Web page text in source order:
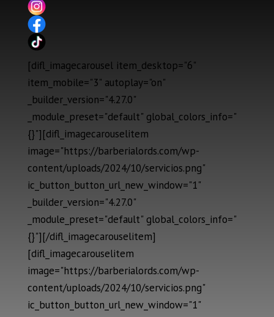
[difl_imagecarousel item_desktop="6"
item_mobile="3" autoplay="on"
_builder_version="4.27.0"
_module_preset="default" global_colors_info="
{}"][difl_imagecarouselitem
image="https://barberialords.com/wp-
content/uploads/2024/10/servicios.png"
ic_button_button_url_new_window="1"
_builder_version="4.27.0"
_module_preset="default" global_colors_info="
{}"][/difl_imagecarouselitem]
[difl_imagecarouselitem
image="https://barberialords.com/wp-
content/uploads/2024/10/servicios.png"
ic_button_button_url_new_window="1"